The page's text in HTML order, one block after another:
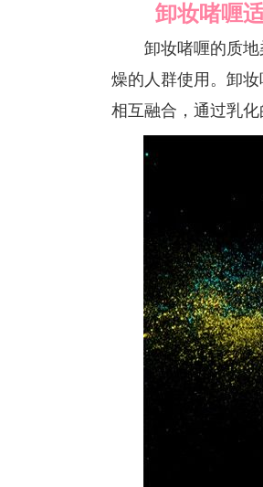
卸妆啫喱适
卸妆啫喱的质地柔
燥的人群使用。卸
相互融合，通过乳